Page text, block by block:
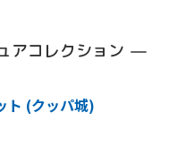
アコレクション
ト (クッパ城)